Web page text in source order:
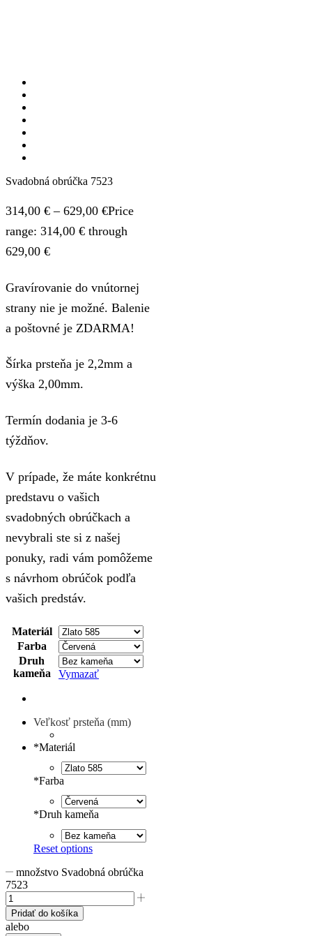
Svadobná obrúčka 7523
314,00 € – 629,00 €Price
range: 314,00 € through
629,00 €
Gravírovanie do vnútornej
strany nie je možné. Balenie
a poštovné je ZDARMA!
Šírka prsteňa je 2,2mm a
výška 2,00mm.
Termín dodania je 3-6
týždňov.
V prípade, že máte konkrétnu
predstavu o vašich
svadobných obrúčkach a
nevybrali ste si z našej
ponuky, radi vám pomôžeme
s návrhom obrúčok podľa
vašich predstáv.
Materiál
Farba
Druh
kameňa
Vymazať
Veľkosť prsteňa (mm)
*Materiál
*Farba
*Druh kameňa
Reset options
množstvo Svadobná obrúčka
7523
Pridať do košíka
alebo